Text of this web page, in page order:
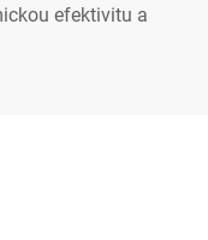
efektivitu a